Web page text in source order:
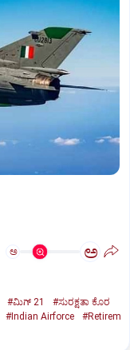
ಅ ಅ
#ಮಿಗ್‌ 21
#ಸುರಕ್ಷತಾ ಕೊರ
#Indian Airforce
#Retirem